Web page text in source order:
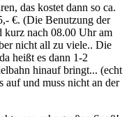
das kostet dann so ca.
€. (Die Benutzung der
kurz nach 08.00 Uhr am
nicht all zu viele.. Die
heißt es dann 1-2
hinauf bringt... (echt
auf und muss nicht an der